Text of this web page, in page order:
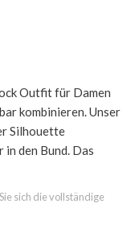
Outfit für Damen
kombinieren. Unser
Silhouette
den Bund. Das
sich die vollständige